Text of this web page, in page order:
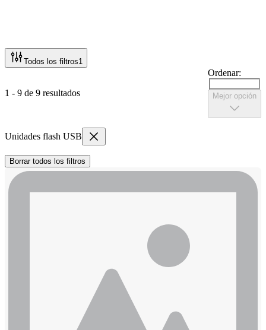
Todos los filtros1
1 - 9 de 9 resultados
Ordenar:
Mejor opción
Unidades flash USB
Borrar todos los filtros